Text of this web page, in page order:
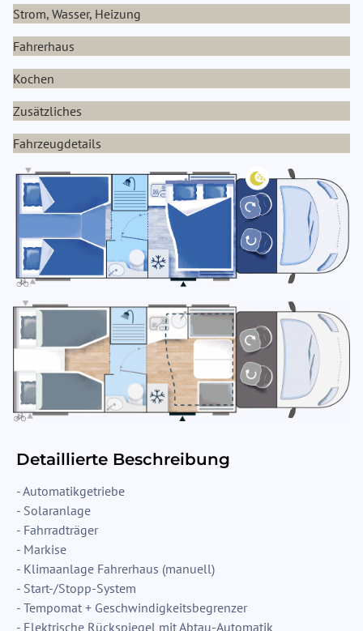
Strom, Wasser, Heizung
Fahrerhaus
Kochen
Zusätzliches
Fahrzeugdetails
Detaillierte Beschreibung
- Automatikgetriebe
- Solaranlage
- Fahrradträger
- Markise
- Klimaanlage Fahrerhaus (manuell)
- Start-/Stopp-System
- Tempomat + Geschwindigkeitsbegrenzer
- Elektrische Rückspiegel mit Abtau-Automatik